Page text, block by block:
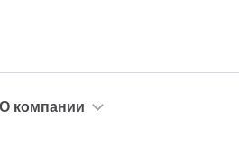
О компании